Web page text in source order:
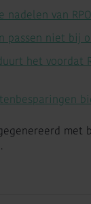
nadelen van
passen niet bij
het voordat
met